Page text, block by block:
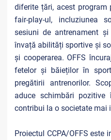
diferite țări, acest program
fair-play-ul, incluziunea
sesiuni de antrenament
învață abilități sportive și
și cooperarea. OFFS
fetelor și băieților în
pregătirii antrenorilor.
aduce schimbări
contribui la o societate mai
Proiectul CCPA/OFFS